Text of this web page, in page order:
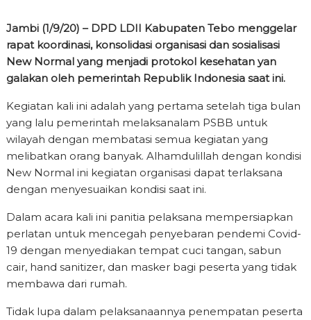
Jambi (1/9/20) – DPD LDII Kabupaten Tebo menggelar
rapat koordinasi, konsolidasi organisasi dan sosialisasi
New Normal yang menjadi protokol kesehatan yan
galakan oleh pemerintah Republik Indonesia saat ini.
Kegiatan kali ini adalah yang pertama setelah tiga bulan
yang lalu pemerintah melaksanalam PSBB untuk
wilayah dengan membatasi semua kegiatan yang
melibatkan orang banyak. Alhamdulillah dengan kondisi
New Normal ini kegiatan organisasi dapat terlaksana
dengan menyesuaikan kondisi saat ini.
Dalam acara kali ini panitia pelaksana mempersiapkan
perlatan untuk mencegah penyebaran pendemi Covid-
19 dengan menyediakan tempat cuci tangan, sabun
cair, hand sanitizer, dan masker bagi peserta yang tidak
membawa dari rumah.
Tidak lupa dalam pelaksanaannya penempatan peserta